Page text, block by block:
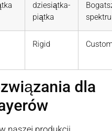
dziesiątka-
piątka
Rigid
dla